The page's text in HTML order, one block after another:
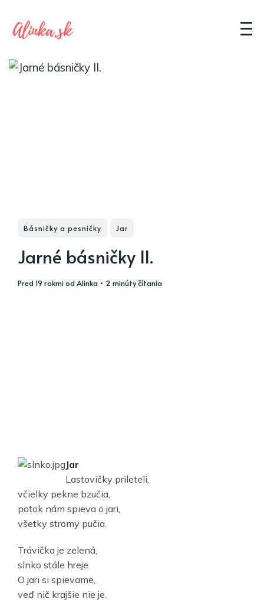
Básničky a pesničky Jar
Jarné básničky II.
pred 19 rokmiodAlinka • 2 minúty čítania
Jar
Lastovičky prileteli,
včielky pekne bzučia,
potok nám spieva o jari,
všetky stromy pučia.
Trávička je zelená,
slnko stále hreje.
O jari si spievame,
veď nič krajšie nie je.